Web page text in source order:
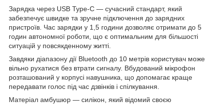
Зарядка через USB Type-C — сучасний стандарт, який
забезпечує швидке та зручне підключення до зарядних
пристроїв. Час зарядки у 1,5 години дозволяє отримати до 5
годин автономної роботи, що є оптимальним для більшості
ситуацій у повсякденному житті.
Завдяки діапазону дії Bluetooth до 10 метрів користувач може
вільно рухатися без втрати сигналу. Вбудований мікрофон
розташований у корпусі навушника, що допомагає краще
передавати голос під час дзвінків і спілкування.
Матеріал амбушюр — силікон, який відомий своєю